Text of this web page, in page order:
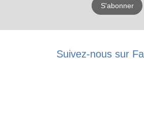
BONS
S'abonner
Suivez-nous sur